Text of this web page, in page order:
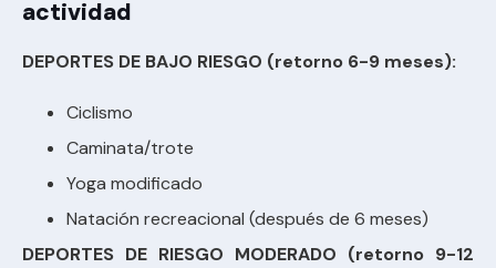
actividad
DEPORTES DE BAJO RIESGO (retorno 6-9 meses):
Ciclismo
Caminata/trote
Yoga modificado
Natación recreacional (después de 6 meses)
DEPORTES DE RIESGO MODERADO (retorno 9-12